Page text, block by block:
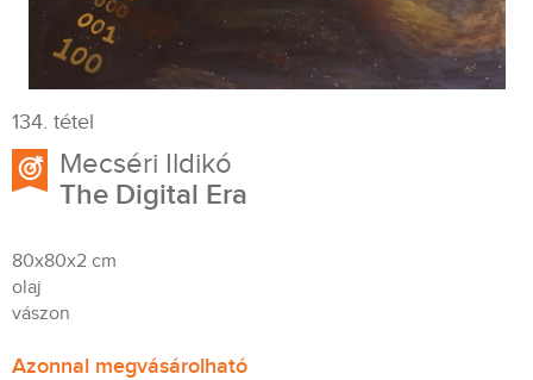
134. tétel
Mecséri Ildikó
The Digital Era
80x80x2 cm
olaj
vászon
Azonnal megvásárolható